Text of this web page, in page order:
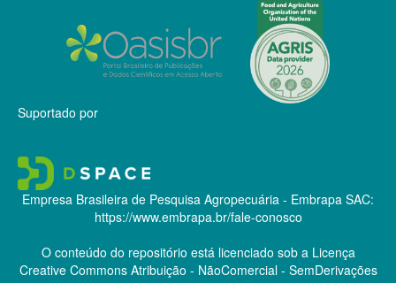
Suportado por
Empresa Brasileira de Pesquisa Agropecuária - Embrapa SAC:
https://www.embrapa.br/fale-conosco
O conteúdo do repositório está licenciado sob a Licença
Creative CommonsAtribuição - NãoComercial - SemDerivações